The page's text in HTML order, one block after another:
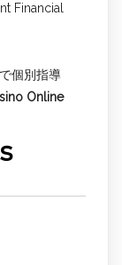
Financial
個別指導
Online